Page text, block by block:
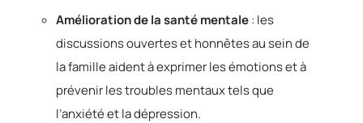
Amélioration de la santé mentale: les
discussions ouvertes et honnêtes au sein de
la famille aident à exprimer les émotions et à
prévenir les troubles mentaux tels que
l’anxiété et la dépression.